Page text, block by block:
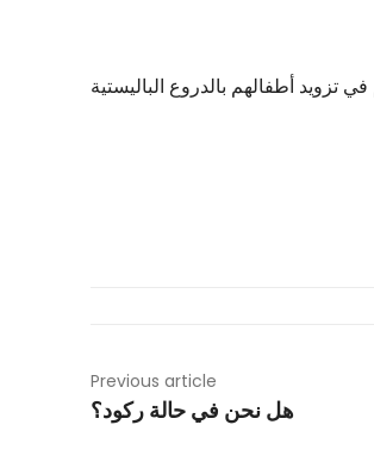
Previous article
هل نحن في حالة ركود؟